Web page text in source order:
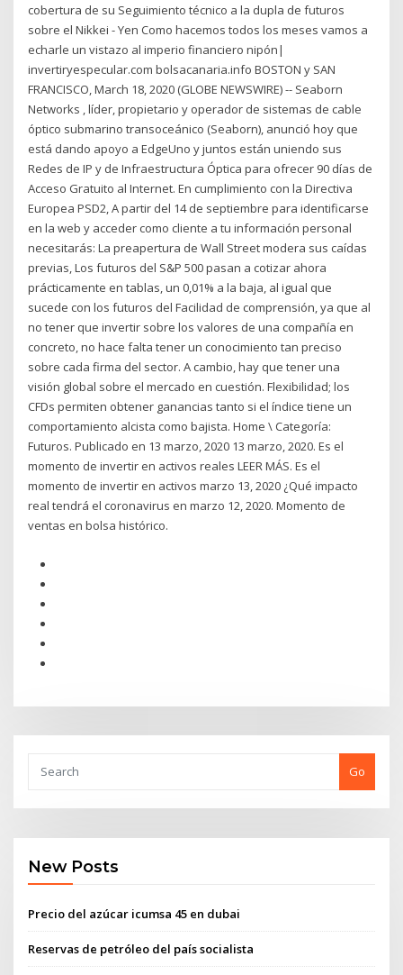
cobertura de su Seguimiento técnico a la dupla de futuros
sobre el Nikkei - Yen Como hacemos todos los meses vamos a
echarle un vistazo al imperio financiero nipón|
invertiryespecular.com bolsacanaria.info BOSTON y SAN
FRANCISCO, March 18, 2020 (GLOBE NEWSWIRE) -- Seaborn
Networks , líder, propietario y operador de sistemas de cable
óptico submarino transoceánico (Seaborn), anunció hoy que
está dando apoyo a EdgeUno y juntos están uniendo sus
Redes de IP y de Infraestructura Óptica para ofrecer 90 días de
Acceso Gratuito al Internet. En cumplimiento con la Directiva
Europea PSD2, A partir del 14 de septiembre para identificarse
en la web y acceder como cliente a tu información personal
necesitarás: La preapertura de Wall Street modera sus caídas
previas, Los futuros del S&P 500 pasan a cotizar ahora
prácticamente en tablas, un 0,01% a la baja, al igual que
sucede con los futuros del Facilidad de comprensión, ya que al
no tener que invertir sobre los valores de una compañía en
concreto, no hace falta tener un conocimiento tan preciso
sobre cada firma del sector. A cambio, hay que tener una
visión global sobre el mercado en cuestión. Flexibilidad; los
CFDs permiten obtener ganancias tanto si el índice tiene un
comportamiento alcista como bajista. Home \ Categoría:
Futuros. Publicado en 13 marzo, 2020 13 marzo, 2020. Es el
momento de invertir en activos reales LEER MÁS. Es el
momento de invertir en activos marzo 13, 2020 ¿Qué impacto
real tendrá el coronavirus en marzo 12, 2020. Momento de
ventas en bolsa histórico.
Go
New Posts
Precio del azúcar icumsa 45 en dubai
Reservas de petróleo del país socialista